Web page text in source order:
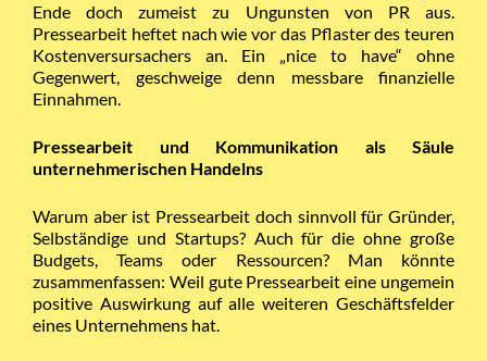
Ende doch zumeist zu Ungunsten von PR aus.
Pressearbeit heftet nach wie vor das Pflaster des teuren
Kostenversursachers an. Ein „nice to have“ ohne
Gegenwert, geschweige denn messbare finanzielle
Einnahmen.
Pressearbeit und Kommunikation als Säule
unternehmerischen Handelns
Warum aber ist Pressearbeit doch sinnvoll für Gründer,
Selbständige und Startups? Auch für die ohne große
Budgets, Teams oder Ressourcen? Man könnte
zusammenfassen: Weil gute Pressearbeit eine ungemein
positive Auswirkung auf alle weiteren Geschäftsfelder
eines Unternehmens hat.